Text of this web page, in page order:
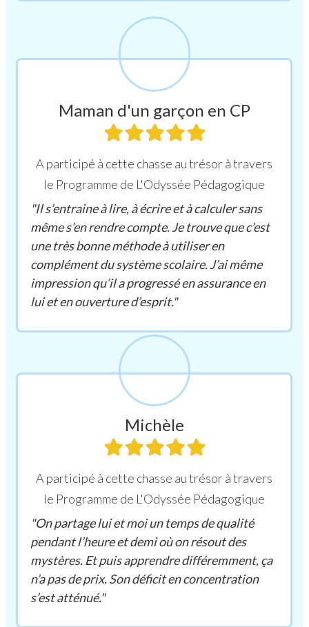
Maman d'un garçon en CP
A participé à cette chasse au trésor à travers
le Programme de L'Odyssée Pédagogique
"Il s’entraine à lire, à écrire et à calculer sans
même s’en rendre compte. Je trouve que c’est
une très bonne méthode à utiliser en
complément du système scolaire. J’ai même
impression qu’il a progressé en assurance en
lui et en ouverture d’esprit."
Michèle
A participé à cette chasse au trésor à travers
le Programme de L'Odyssée Pédagogique
"On partage lui et moi un temps de qualité
pendant l’heure et demi où on résout des
mystères. Et puis apprendre différemment, ça
n’a pas de prix. Son déficit en concentration
s’est atténué."